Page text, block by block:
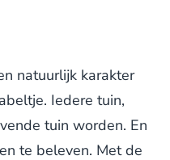
natuurlijk karakter
Iedere tuin,
tuin worden. En
te beleven. Met de